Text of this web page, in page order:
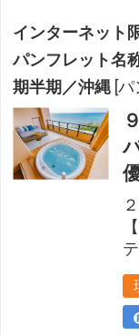
インターネット
パンフレット名
期半期／沖縄 [